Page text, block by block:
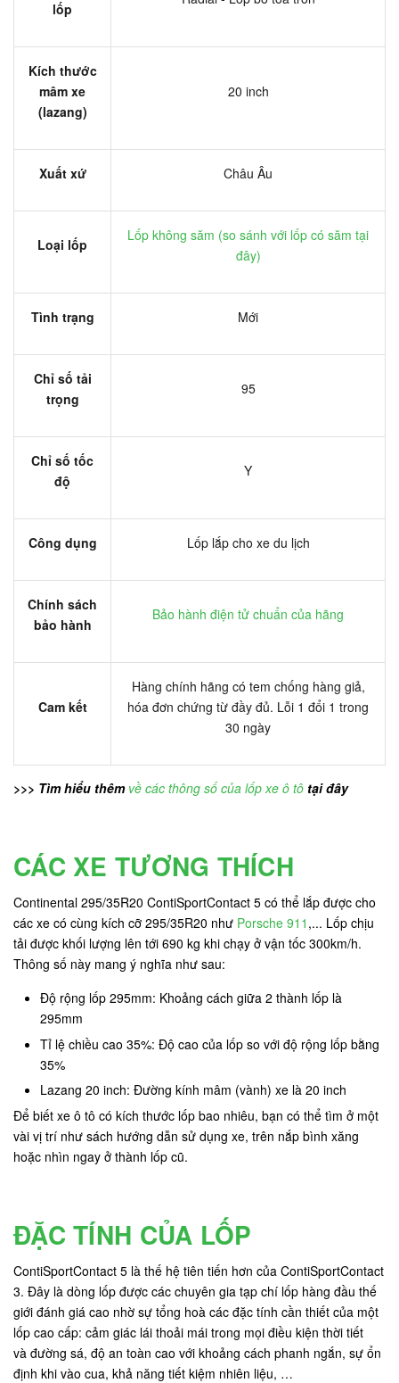
lốp
Kích thước
mâm xe
(lazang)
20 inch
Xuất xứ Châu Âu
Loại lốp
Lốp không săm (so sánh với lốp có săm tại
đây)
Tình trạng Mới
Chỉ số tải
trọng
95
Chỉ số tốc
độ
Y
Công dụng Lốp lắp cho xe du lịch
Chính sách
bảo hành
Bảo hành điện tử chuẩn của hãng
Cam kết
Hàng chính hãng có tem chống hàng giả,
hóa đơn chứng từ đầy đủ. Lỗi 1 đổi 1 trong
30 ngày
>>> Tìm hiểu thêm về các thông số của lốp xe ô tô tại đây
CÁC XE TƯƠNG THÍCH
Continental 295/35R20 ContiSportContact 5 có thể lắp được cho
các xe có cùng kích cỡ 295/35R20 như Porsche 911 ,... Lốp chịu
tải được khối lượng lên tới 690 kg khi chạy ở vận tốc 300km/h.
Thông số này mang ý nghĩa như sau:
Độ rộng lốp 295mm: Khoảng cách giữa 2 thành lốp là
295mm
Tỉ lệ chiều cao 35%: Độ cao của lốp so với độ rộng lốp bằng
35%
Lazang 20 inch: Đường kính mâm (vành) xe là 20 inch
Để biết xe ô tô có kích thước lốp bao nhiêu, bạn có thể tìm ở một
vài vị trí như sách hướng dẫn sử dụng xe, trên nắp bình xăng
hoặc nhìn ngay ở thành lốp cũ.
ĐẶC TÍNH CỦA LỐP
ContiSportContact 5 là thế hệ tiên tiến hơn của ContiSportContact
3. Đây là dòng lốp được các chuyên gia tạp chí lốp hàng đầu thế
giới đánh giá cao nhờ sự tổng hoà các đặc tính cần thiết của một
lốp cao cấp: cảm giác lái thoải mái trong mọi điều kiện thời tiết
và đường sá, độ an toàn cao với khoảng cách phanh ngắn, sự ổn
định khi vào cua, khả năng tiết kiệm nhiên liệu, …